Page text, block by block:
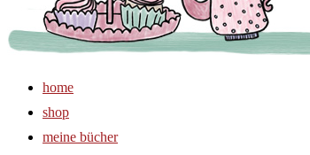
home
shop
meine bücher